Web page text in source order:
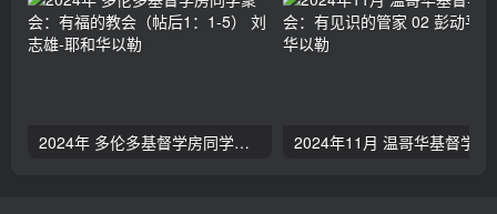
2024年 多伦多基督学房同学聚会：有福的教会（帖后1：1-5） 刘志雄